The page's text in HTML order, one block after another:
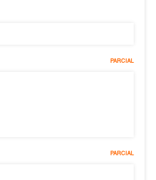
PARCIAL
PARCIAL